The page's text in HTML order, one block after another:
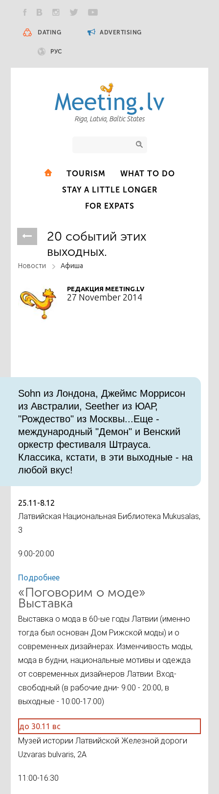
DATING ADVERTISING
РУС
Riga, Latvia, Baltic States
TOURISM
WHAT TO DO
STAY A LITTLE LONGER
FOR EXPATS
20 событий этих
выходных.
Новости Афиша
РЕДАКЦИЯ MEETING.LV
27 November 2014
Sohn из Лондона, Джеймс Моррисон
из Австралии, Seether из ЮАР,
"Рождество" из Москвы...Еще -
международный "Демон" и Венский
оркестр фестиваля Штрауса.
Классика, кстати, в эти выходные - на
любой вкус!
25.11-8.12
Латвийская Национальная Библиотека Mukusalas,
3
9:00-20:00
Подробнее
«Поговорим о моде»
Выставка
Выставка о мода в 60-ые годы Латвии (именно
тогда был основан Дом Рижской моды) и о
современных дизайнерах. Изменчивость моды,
мода в будни, национальные мотивы и одежда
от современных дизайнеров Латвии. Вход-
свободный (в рабочие дни- 9:00 - 20:00, в
выходные - 10:00-17:00)
до 30.11 вс
Музей истории Латвийской Железной дороги
Uzvaras bulvaris, 2А
11:00-16:30